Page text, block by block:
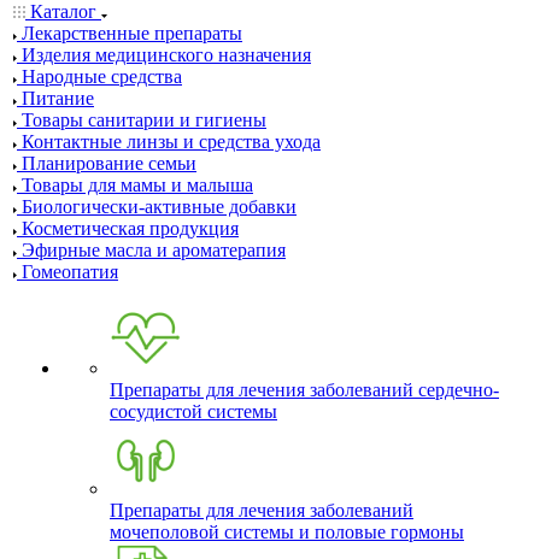
Каталог
Лекарственные препараты
Изделия медицинского назначения
Народные средства
Питание
Товары санитарии и гигиены
Контактные линзы и средства ухода
Планирование семьи
Товары для мамы и малыша
Биологически-активные добавки
Косметическая продукция
Эфирные масла и ароматерапия
Гомеопатия
Препараты для лечения заболеваний сердечно-
сосудистой системы
Препараты для лечения заболеваний
мочеполовой системы и половые гормоны